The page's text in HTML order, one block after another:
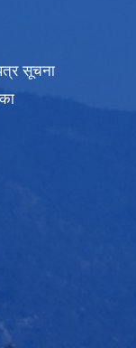
सूचना